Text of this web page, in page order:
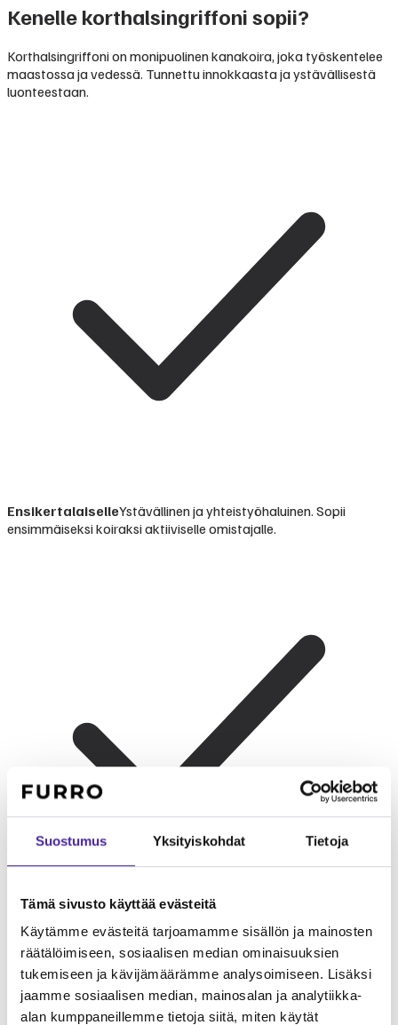
Suostumus Yksityiskohdat Tietoja
Tämä sivusto käyttää evästeitä
Käytämme evästeitä tarjoamamme sisällön ja mainosten
räätälöimiseen, sosiaalisen median ominaisuuksien
tukemiseen ja kävijämäärämme analysoimiseen. Lisäksi
jaamme sosiaalisen median, mainosalan ja analytiikka-
alan kumppaneillemme tietoja siitä, miten käytät
Kenelle korthalsingriffoni sopii?
Korthalsingriffoni on monipuolinen kanakoira, joka työskentelee
maastossa ja vedessä. Tunnettu innokkaasta ja ystävällisestä
luonteestaan.
EnsikertalaiselleYstävällinen ja yhteistyöhaluinen. Sopii
ensimmäiseksi koiraksi aktiiviselle omistajalle.
LapsiperheelleLeikkisä ja kärsivällinen lasten kanssa.
Erinomainen perhekoira.